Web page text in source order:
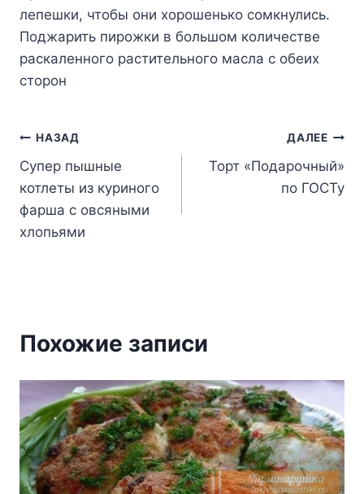
лепешки, чтобы они хорошенько сомкнулись.
Поджарить пирожки в большом количестве
раскаленного растительного масла с обеих
сторон
Навигация
по
записям
НАЗАД
Супер пышные
котлеты из куриного
фарша с овсяными
хлопьями
ДАЛЕЕ
Торт «Подарочный»
по ГОСТу
Похожие записи